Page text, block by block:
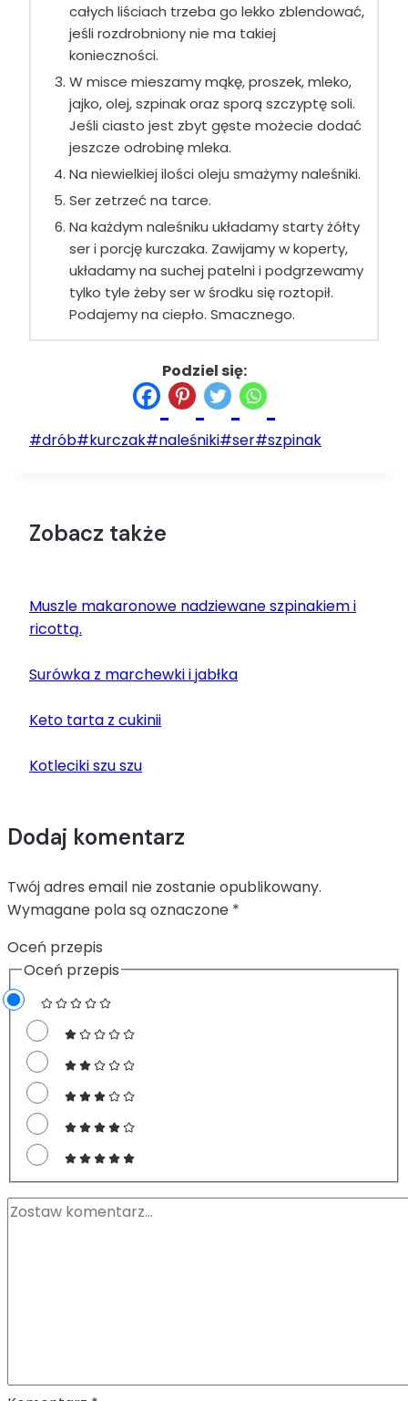
całych liściach trzeba go lekko zblendować,
jeśli rozdrobniony nie ma takiej
konieczności.
W misce mieszamy mąkę, proszek, mleko,
jajko, olej, szpinak oraz sporą szczyptę soli.
Jeśli ciasto jest zbyt gęste możecie dodać
jeszcze odrobinę mleka.
Na niewielkiej ilości oleju smażymy naleśniki.
Ser zetrzeć na tarce.
Na każdym naleśniku układamy starty żółty
ser i porcję kurczaka. Zawijamy w koperty,
układamy na suchej patelni i podgrzewamy
tylko tyle żeby ser w środku się roztopił.
Podajemy na ciepło. Smacznego.
Podziel się:
Tagi
#drób#kurczak#naleśniki#ser#szpinak
Zobacz także
Muszle makaronowe nadziewane szpinakiem i
ricottą.
Surówka z marchewki i jabłka
Keto tarta z cukinii
Kotleciki szu szu
Dodaj komentarz
Twój adres email nie zostanie opublikowany.
Wymagane pola są oznaczone *
Oceń przepis
Oceń przepis